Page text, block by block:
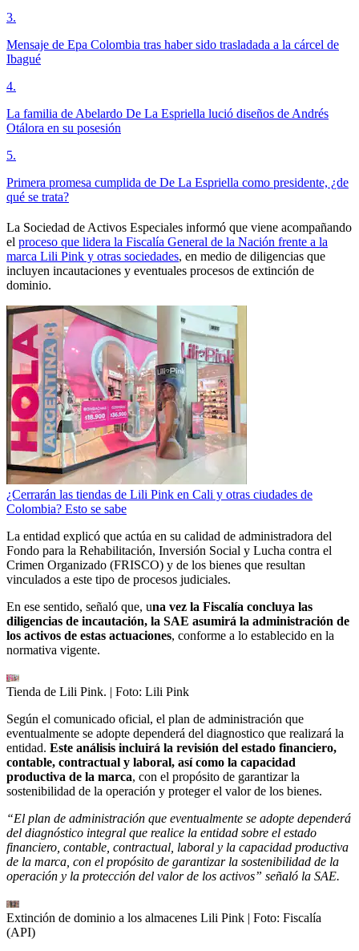
3.
Mensaje de Epa Colombia tras haber sido trasladada a la cárcel de
Ibagué
4.
La familia de Abelardo De La Espriella lució diseños de Andrés
Otálora en su posesión
5.
Primera promesa cumplida de De La Espriella como presidente, ¿de
qué se trata?
La Sociedad de Activos Especiales informó que viene acompañando
el proceso que lidera la Fiscalía General de la Nación frente a la
marca Lili Pink y otras sociedades, en medio de diligencias que
incluyen incautaciones y eventuales procesos de extinción de
dominio.
¿Cerrarán las tiendas de Lili Pink en Cali y otras ciudades de
Colombia? Esto se sabe
La entidad explicó que actúa en su calidad de administradora del
Fondo para la Rehabilitación, Inversión Social y Lucha contra el
Crimen Organizado (FRISCO) y de los bienes que resultan
vinculados a este tipo de procesos judiciales.
En ese sentido, señaló que, una vez la Fiscalía concluya las
diligencias de incautación, la SAE asumirá la administración de
los activos de estas actuaciones, conforme a lo establecido en la
normativa vigente.
Tienda de Lili Pink. | Foto: Lili Pink
Según el comunicado oficial, el plan de administración que
eventualmente se adopte dependerá del diagnostico que realizará la
entidad. Este análisis incluirá la revisión del estado financiero,
contable, contractual y laboral, así como la capacidad
productiva de la marca, con el propósito de garantizar la
sostenibilidad de la operación y proteger el valor de los bienes.
“El plan de administración que eventualmente se adopte dependerá
del diagnóstico integral que realice la entidad sobre el estado
financiero, contable, contractual, laboral y la capacidad productiva
de la marca, con el propósito de garantizar la sostenibilidad de la
operación y la protección del valor de los activos” señaló la SAE.
Extinción de dominio a los almacenes Lili Pink | Foto: Fiscalía
(API)